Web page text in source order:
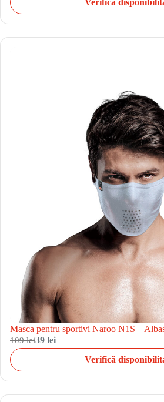
Verifică
Masca pentru sportivi Naroo N1S –
109 lei39 lei
Verifică